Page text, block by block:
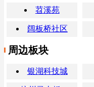
苕溪苑
阔板桥社区
周边板块
银湖科技城